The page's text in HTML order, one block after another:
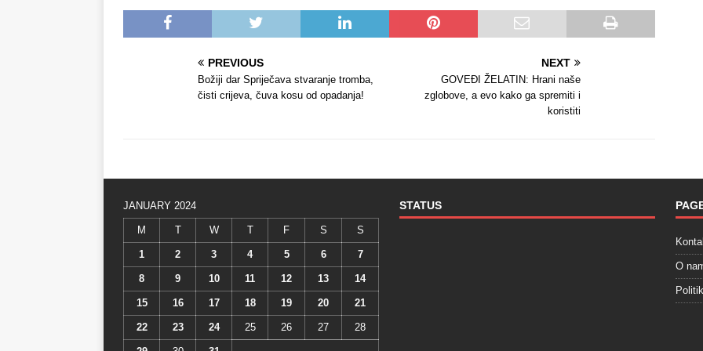
PREVIOUS
Božiji dar Spriječava stvaranje tromba,
čisti crijeva, čuva kosu od opadanja!
NEXT
GOVEĐI ŽELATIN: Hrani naše
zglobove, a evo kako ga spremiti i
koristiti
JANUARY 2024
M T W T F S S
1 2 3 4 5 6 7
8 9 10 11 12 13 14
15 16 17 18 19 20 21
22 23 24 25 26 27 28
STATUS
O